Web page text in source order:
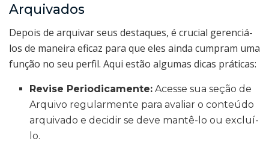
Arquivados
Depois de arquivar seus destaques, é crucial gerenciá-
los de maneira eficaz para que eles ainda cumpram uma
função no seu perfil. Aqui estão algumas dicas práticas:
Revise Periodicamente: Acesse sua seção de
Arquivo regularmente para avaliar o conteúdo
arquivado e decidir se deve mantê-lo ou excluí-
lo.